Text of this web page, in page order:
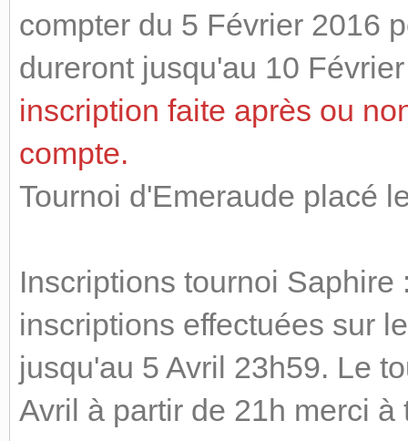
compter du 5 Février 2016
dureront jusqu'au 10
inscription faite après ou
compte.
Tournoi d'Emeraude placé
Inscriptions tournoi
inscriptions effectuées sur
jusqu'au 5 Avril 23h59. Le
Avril à partir de 21h merci